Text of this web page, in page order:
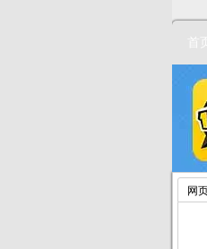
首
网